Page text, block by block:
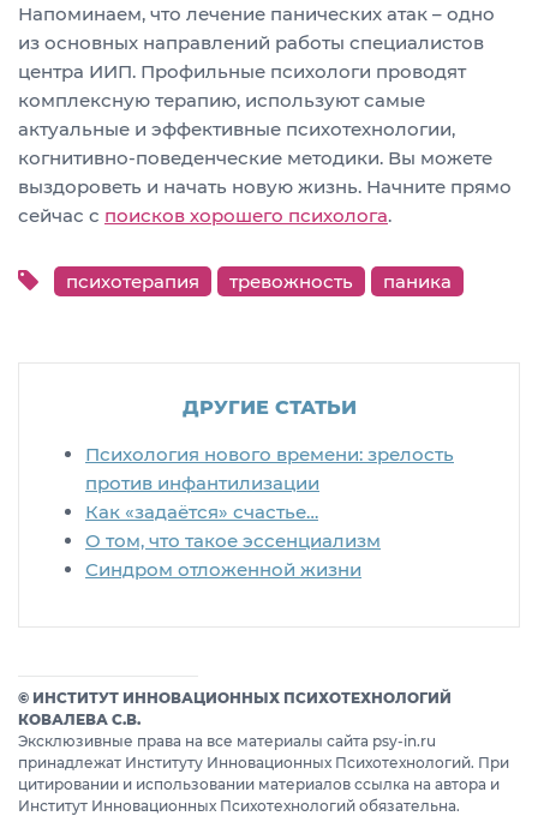
Напоминаем, что лечение панических атак – одно
из основных направлений работы специалистов
центра ИИП. Профильные психологи проводят
комплексную терапию, используют самые
актуальные и эффективные психотехнологии,
когнитивно-поведенческие методики. Вы можете
выздороветь и начать новую жизнь. Начните прямо
сейчас с поисков хорошего психолога.
психотерапия тревожность паника
ДРУГИЕ СТАТЬИ
Психология нового времени: зрелость
против инфантилизации
Как «задаётся» счастье…
О том, что такое эссенциализм
Синдром отложенной жизни
© ИНСТИТУТ ИННОВАЦИОННЫХ ПСИХОТЕХНОЛОГИЙ
КОВАЛЕВА С.В.
Эксклюзивные права на все материалы сайта psy-in.ru
принадлежат Институту Инновационных Психотехнологий. При
цитировании и использовании материалов ссылка на автора и
Институт Инновационных Психотехнологий обязательна.